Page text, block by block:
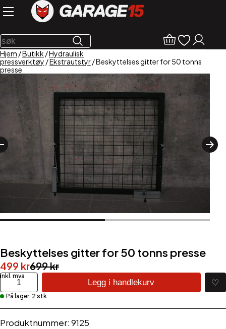
Hjem /Butikk /Hydraulisk
pressverktøy /Ekstrautstyr/ Beskyttelses gitter for 50 tonns
presse
Beskyttelses gitter for 50 tonns presse
699kr
Opprinnelig
pris
var:
499 kr
Nåværende
pris
er:
Beskyttelses
gitter
for
50
tonns
Legg i handlekurv ♡
På lager: 2 stk
Produktnummer:9125